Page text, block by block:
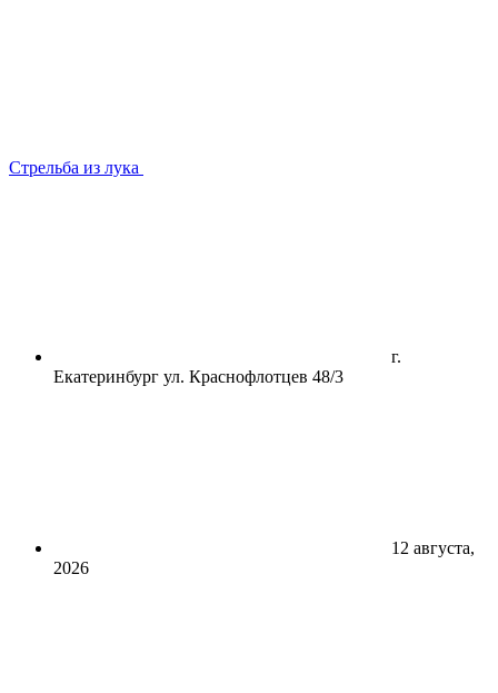
Стрельба из лука
г.
Екатеринбург ул. Краснофлотцев 48/3
12 августа,
2026